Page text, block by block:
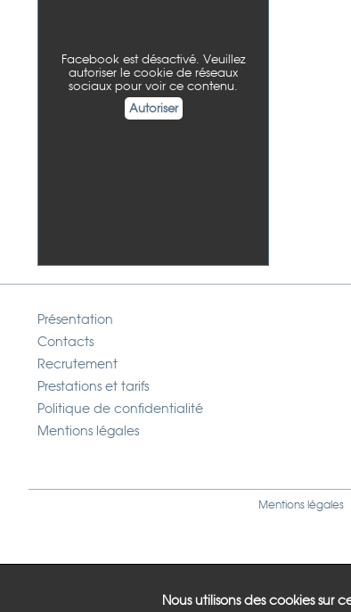
Facebook est désactivé. Veuillez
autoriser le cookie de réseaux
sociaux pour voir ce contenu.
Autoriser
Présentation
Contacts
Recrutement
Prestations et tarifs
Politique de confidentialité
Mentions légales
Mentions légales
Nous utilisons des cookies sur